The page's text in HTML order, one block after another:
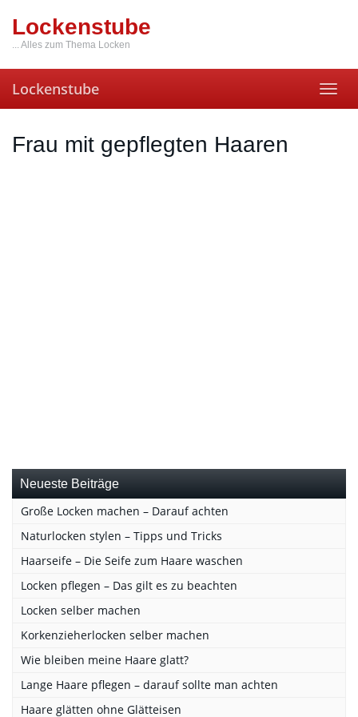
mainLockenstube
... Alles zum Thema Locken
Lockenstube
Frau mit gepflegten Haaren
Neueste Beiträge
Große Locken machen – Darauf achten
Naturlocken stylen – Tipps und Tricks
Haarseife – Die Seife zum Haare waschen
Locken pflegen – Das gilt es zu beachten
Locken selber machen
Korkenzieherlocken selber machen
Wie bleiben meine Haare glatt?
Lange Haare pflegen – darauf sollte man achten
Haare glätten ohne Glätteisen